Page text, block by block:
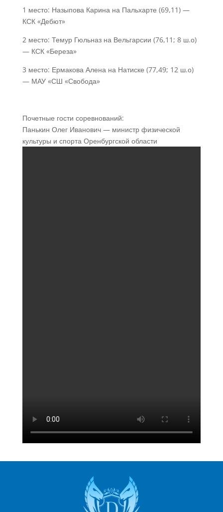
1 место: Назыпова Карина на Пальхарте (69,11) —
КСК «Дебют»
2 место: Темур Гюльназ на Вельгарсии (76,11; 8 ш.о)
— КСК «Береза»
3 место: Ермакова Алена на Натиске (77,49; 12 ш.о)
— МАУ «СШ «Свобода»
Почетные гости соревнований:
Панькин Олег Иванович — министр физической
культуры и спорта Оренбургской области